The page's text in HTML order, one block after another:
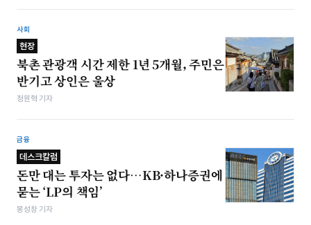
사회
현장
북촌 관광객 시간 제한 1년 5개월, 주민은
반기고 상인은 울상
정원혁 기자
금융
데스크칼럼
돈만 대는 투자는 없다…KB·하나증권에
묻는 ‘LP의 책임’
봉성창 기자